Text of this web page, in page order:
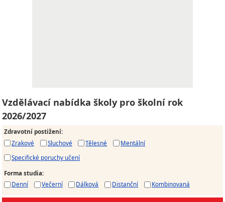
Vzdělávací nabídka školy pro školní rok
2026/2027
Zdravotní postižení:
Zrakové
Sluchové Tělesné
Mentální
Specifické poruchy učení
Forma studia:
Denní
Večerní Dálková Distanční Kombinovaná